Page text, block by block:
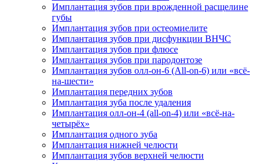
Имплантация зубов при врожденной расщелине
губы
Имплантация зубов при остеомиелите
Имплантация зубов при дисфункции ВНЧС
Имплантация зубов при флюсе
Имплантация зубов при пародонтозе
Имплантация зубов олл-он-6 (All-on-6) или «всё-
на-шести»
Имплантация передних зубов
Имплантация зуба после удаления
Имплантация олл-он-4 (all-on-4) или «всё-на-
четырёх»
Имплантация одного зуба
Имплантация нижней челюсти
Имплантация зубов верхней челюсти